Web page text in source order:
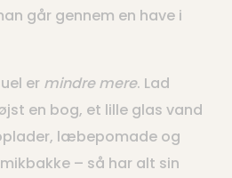
går gennem en have i
er mindre mere. Lad
en bog, et lille glas vand
læbepomade og
– så har alt sin